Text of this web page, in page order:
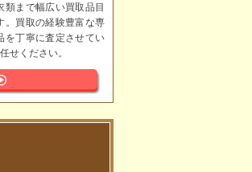
まで幅広い買取品目
。買取の経験豊富な専
を丁寧に査定させてい
せください。